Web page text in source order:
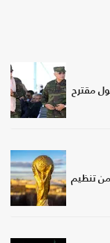
مقترح
من تنظيم